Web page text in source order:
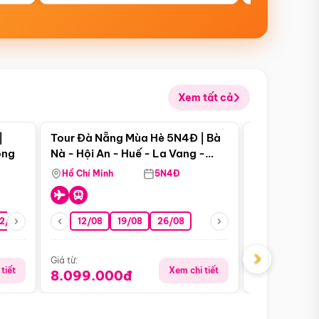
Xem tất cả
08 26/08 05/09 09/09 12/09
tiết
Điểm nổi bật
Tour Đà Nẵng Mùa Hè 5N4Đ | Bà
Nà - Hội An - Huế - La Vang -
Động Thiên Đường
Hồ Chí Minh 5N4Đ
12/08 19/08 26/08
Giá từ:
8.099.000đ Xem chi tiết
Giá từ:
›